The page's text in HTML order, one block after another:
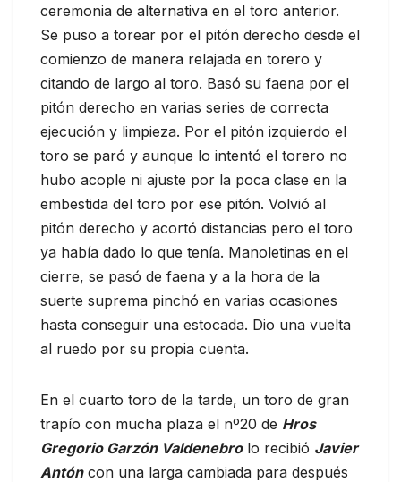
ceremonia de alternativa en el toro anterior.
Se puso a torear por el pitón derecho desde el
comienzo de manera relajada en torero y
citando de largo al toro. Basó su faena por el
pitón derecho en varias series de correcta
ejecución y limpieza. Por el pitón izquierdo el
toro se paró y aunque lo intentó el torero no
hubo acople ni ajuste por la poca clase en la
embestida del toro por ese pitón. Volvió al
pitón derecho y acortó distancias pero el toro
ya había dado lo que tenía. Manoletinas en el
cierre, se pasó de faena y a la hora de la
suerte suprema pinchó en varias ocasiones
hasta conseguir una estocada. Dio una vuelta
al ruedo por su propia cuenta.
En el cuarto toro de la tarde, un toro de gran
trapío con mucha plaza el nº20 de Hros
Gregorio Garzón Valdenebrolo recibió Javier
Antóncon una larga cambiada para después